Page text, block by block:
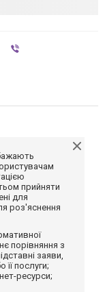
прийняти
для
роз'яснення
порівняння з
заяви,
її послуги;
ресурси;